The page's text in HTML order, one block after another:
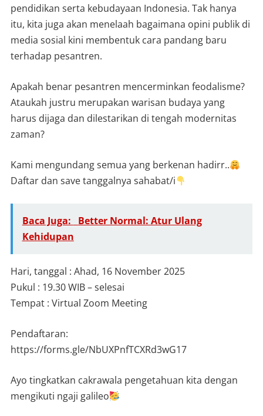
pendidikan serta kebudayaan Indonesia. Tak hanya
itu, kita juga akan menelaah bagaimana opini publik di
media sosial kini membentuk cara pandang baru
terhadap pesantren.
Apakah benar pesantren mencerminkan feodalisme?
Ataukah justru merupakan warisan budaya yang
harus dijaga dan dilestarikan di tengah modernitas
zaman?
Kami mengundang semua yang berkenan hadirr..
Daftar dan save tanggalnya sahabat/i
Baca Juga:
Better Normal: Atur Ulang
Kehidupan
Hari, tanggal : Ahad, 16 November 2025
Pukul : 19.30 WIB – selesai
Tempat : Virtual Zoom Meeting
Pendaftaran:
https://forms.gle/NbUXPnfTCXRd3wG17
Ayo tingkatkan cakrawala pengetahuan kita dengan
mengikuti ngaji galileo